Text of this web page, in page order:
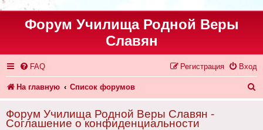
Форум Училища Родной Веры
Славян
FAQ Вход
Регистрация
На главную Список форумов
Форум Училища Родной Веры Славян -
Соглашение о конфиденциальности